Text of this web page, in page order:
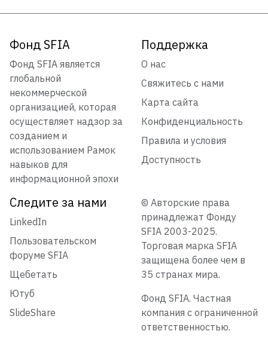
Фонд SFIA
Фонд SFIA является
глобальной
некоммерческой
организацией, которая
осуществляет надзор за
созданием и
использованием Рамок
навыков для
информационной эпохи
Поддержка
О нас
Свяжитесь с нами
Карта сайта
Конфиденциальность
Правила и условия
Доступность
Следите за нами
LinkedIn
Пользовательском
форуме SFIA
Щебетать
Ютуб
SlideShare
© Авторские права
принадлежат Фонду
SFIA 2003-2025.
Торговая марка SFIA
защищена более чем в
35 странах мира.
Фонд SFIA. Частная
компания с ограниченной
ответственностью.